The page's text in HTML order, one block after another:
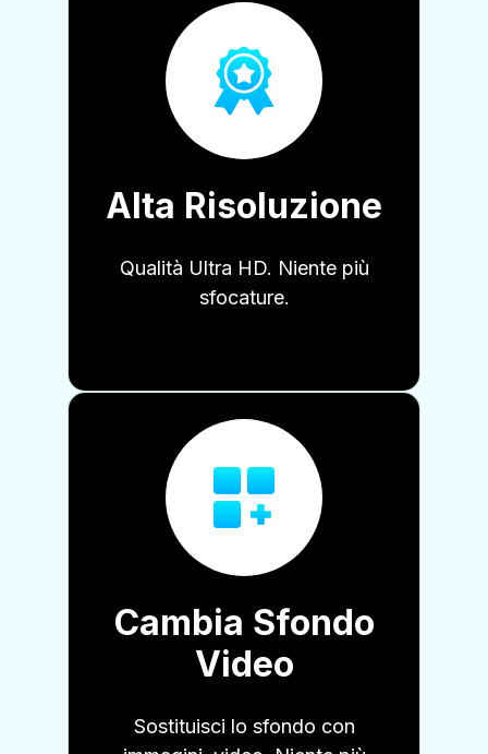
Alta Risoluzione
Qualità Ultra HD. Niente più
sfocature.
Cambia Sfondo
Video
Sostituisci lo sfondo con